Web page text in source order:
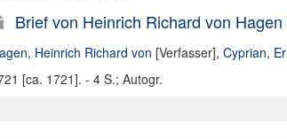
Brief von Heinrich Richard von
Heinrich Richard von [Verfasser], Cyprian,
[ca. 1721]. - 4 S.; Autogr.